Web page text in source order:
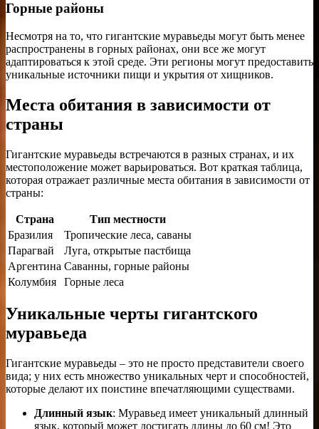
Горные районы
Несмотря на то, что гигантские муравьеды могут быть менее
распространены в горных районах, они все же могут
адаптироваться к этой среде. Эти регионы могут предоставить
уникальные источники пищи и укрытия от хищников.
Места обитания в зависимости от
страны
Гигантские муравьеды встречаются в разных странах, и их
местоположение может варьироваться. Вот краткая таблица,
которая отражает различные места обитания в зависимости от
страны:
Страна
Тип местности
Бразилия
Тропические леса, саваны
Парагвай
Луга, открытые пастбища
Аргентина Саванны, горные районы
Колумбия
Горные леса
Уникальные черты гигантского
муравьеда
Гигантские муравьеды – это не просто представители своего
вида; у них есть множество уникальных черт и способностей,
которые делают их поистине впечатляющими существами.
Длинный язык: Муравьед имеет уникальный длинный
язык, который может достигать длины до 60 см! Это